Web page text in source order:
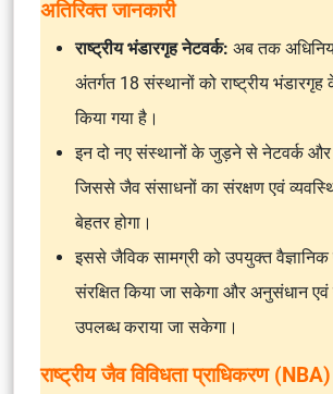
अतिरिक्त जानकारी
राष्ट्रीय भंडारगृह नेटवर्क: अब तक
अंतर्गत 18 संस्थानों को राष्ट्रीय
किया गया है।
इन दो नए संस्थानों के जुड़ने से नेटवर्क
जिससे जैव संसाधनों का संरक्षण एवं
बेहतर होगा।
इससे जैविक सामग्री को उपयुक्त वैज्ञानिक
संरक्षित किया जा सकेगा और अनुसंधान एवं
उपलब्ध कराया जा सकेगा।
राष्ट्रीय जैव विविधता प्राधिकरण (NBA)